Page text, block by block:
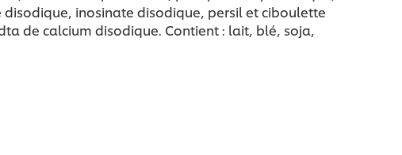
inosinate disodique, persil et ciboulette
de calcium disodique. Contient : lait, blé, soja,